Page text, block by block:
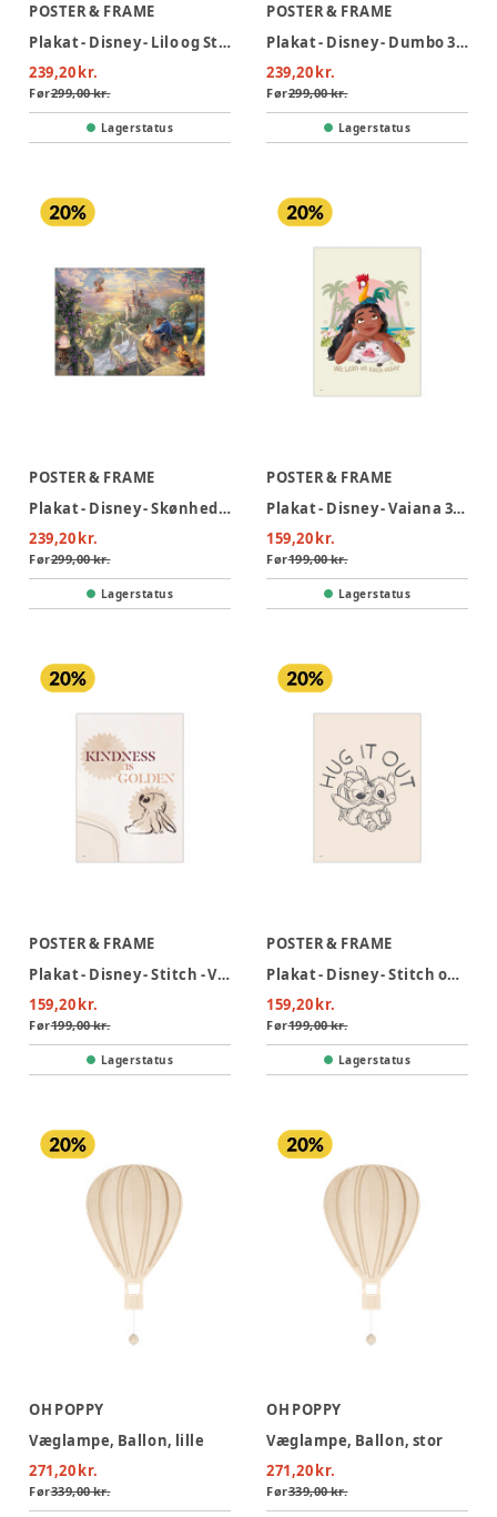
POSTER & FRAME
Plakat - Disney - Lilo og Stitch 30x40
239,20 kr.
Før299,00 kr.
Lagerstatus
POSTER & FRAME
Plakat - Disney - Dumbo 30x40
239,20 kr.
Før299,00 kr.
Lagerstatus
POSTER & FRAME
Plakat - Disney - Skønheden og udyret 30x40
239,20 kr.
Før299,00 kr.
Lagerstatus
POSTER & FRAME
Plakat - Disney - Vaiana 30x40
159,20 kr.
Før199,00 kr.
Lagerstatus
POSTER & FRAME
Plakat - Disney - Stitch - Venlighed 30x40 Value
159,20 kr.
Før199,00 kr.
Lagerstatus
POSTER & FRAME
Plakat - Disney - Stitch og Engel 30x40
159,20 kr.
Før199,00 kr.
Lagerstatus
OH POPPY
Væglampe, Ballon, lille
271,20 kr.
Før339,00 kr.
OH POPPY
Væglampe, Ballon, stor
271,20 kr.
Før339,00 kr.